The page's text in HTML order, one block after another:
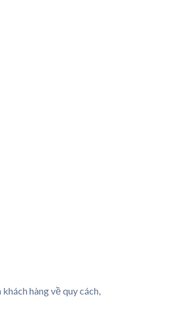
hàng về quy cách,